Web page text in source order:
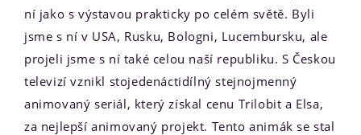
ní jako s výstavou prakticky po celém světě. Byli
jsme s ní v USA, Rusku, Bologni, Lucembursku, ale
projeli jsme s ní také celou naší republiku. S Českou
televizí vznikl stojedenáctidílný stejnojmenný
animovaný seriál, který získal cenu Trilobit a Elsa,
za nejlepší animovaný projekt. Tento animák se stal